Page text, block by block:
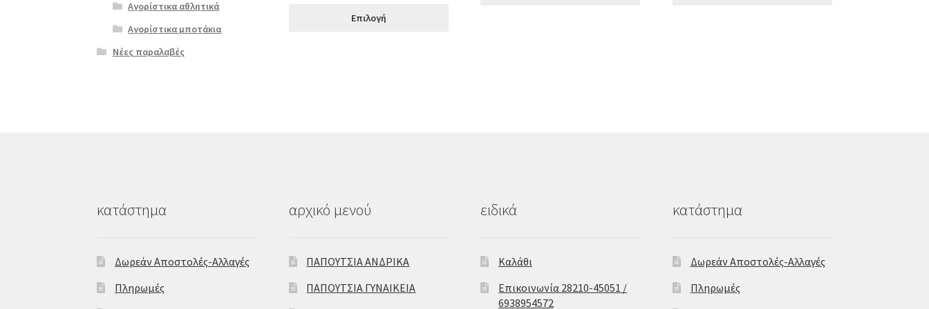
was:
Επιλογή
Αγορίστικα αθλητικά
Αγορίστικα μποτάκια
Νέες παραλαβές
κατάστημα
Δωρεάν Αποστολές-Αλλαγές
Πληρωμές
αρχικό μενού
ΠΑΠΟΥΤΣΙΑ ΑΝΔΡΙΚΑ
ΠΑΠΟΥΤΣΙΑ ΓΥΝΑΙΚΕΙΑ
ειδικά
Καλάθι
Επικοινωνία 28210-45051 /
6938954572
κατάστημα
Δωρεάν Αποστολές-Αλλαγές
Πληρωμές